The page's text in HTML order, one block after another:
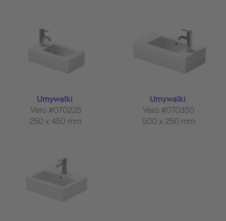
Umywalki
Vero #070225
250 x 450 mm
Umywalki
Vero #070350
500 x 250 mm